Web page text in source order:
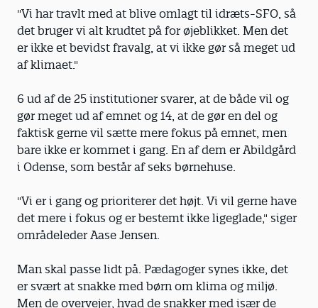
"Vi har travlt med at blive omlagt til idræts-SFO, så
det bruger vi alt krudtet på for øjeblikket. Men det
er ikke et bevidst fravalg, at vi ikke gør så meget ud
af klimaet."
6 ud af de 25 institutioner svarer, at de både vil og
gør meget ud af emnet og 14, at de gør en del og
faktisk gerne vil sætte mere fokus på emnet, men
bare ikke er kommet i gang. En af dem er Abildgård
i Odense, som består af seks børnehuse.
"Vi er i gang og prioriterer det højt. Vi vil gerne have
det mere i fokus og er bestemt ikke ligeglade," siger
områdeleder Aase Jensen.
Man skal passe lidt på. Pædagoger synes ikke, det
er svært at snakke med børn om klima og miljø.
Men de overvejer, hvad de snakker med især de